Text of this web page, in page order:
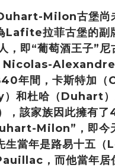
Milon古堡尚
Lafite拉菲古堡的副
即“葡萄酒王子”尼
Nicolas-Alexandre
年間，卡斯特加（
）和杜哈（Duhart
，該家族因此擁有
Milon”，即今
生當年是路易十五
，而他當年